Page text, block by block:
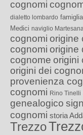
cognomi
dialetto lombardo
Medici naviglio Martesana
cognomi origine
cognomi origine
cognome origini
origini dei
provenienza
cognomi Rino Tinelli
genealogico
cognomi storia
Trezzo